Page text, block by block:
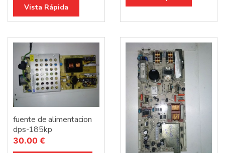
Vista Rápida
fuente de alimentacion
dps-185kp
30.00 €